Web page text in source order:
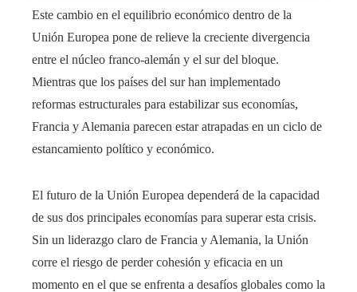
Este cambio en el equilibrio económico dentro de la
Unión Europea pone de relieve la creciente divergencia
entre el núcleo franco-alemán y el sur del bloque.
Mientras que los países del sur han implementado
reformas estructurales para estabilizar sus economías,
Francia y Alemania parecen estar atrapadas en un ciclo de
estancamiento político y económico.
El futuro de la Unión Europea dependerá de la capacidad
de sus dos principales economías para superar esta crisis.
Sin un liderazgo claro de Francia y Alemania, la Unión
corre el riesgo de perder cohesión y eficacia en un
momento en el que se enfrenta a desafíos globales como la